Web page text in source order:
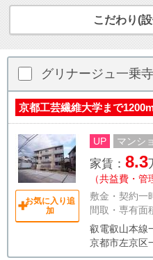
こだわり(
グリナージュ一乗
京都工芸繊維大学まで
お気に入り追
加
UP マンシ
家賃： 8.3
（共益費・
敷金・契約一
間取・専有面
叡電叡山本線
京都市左京区